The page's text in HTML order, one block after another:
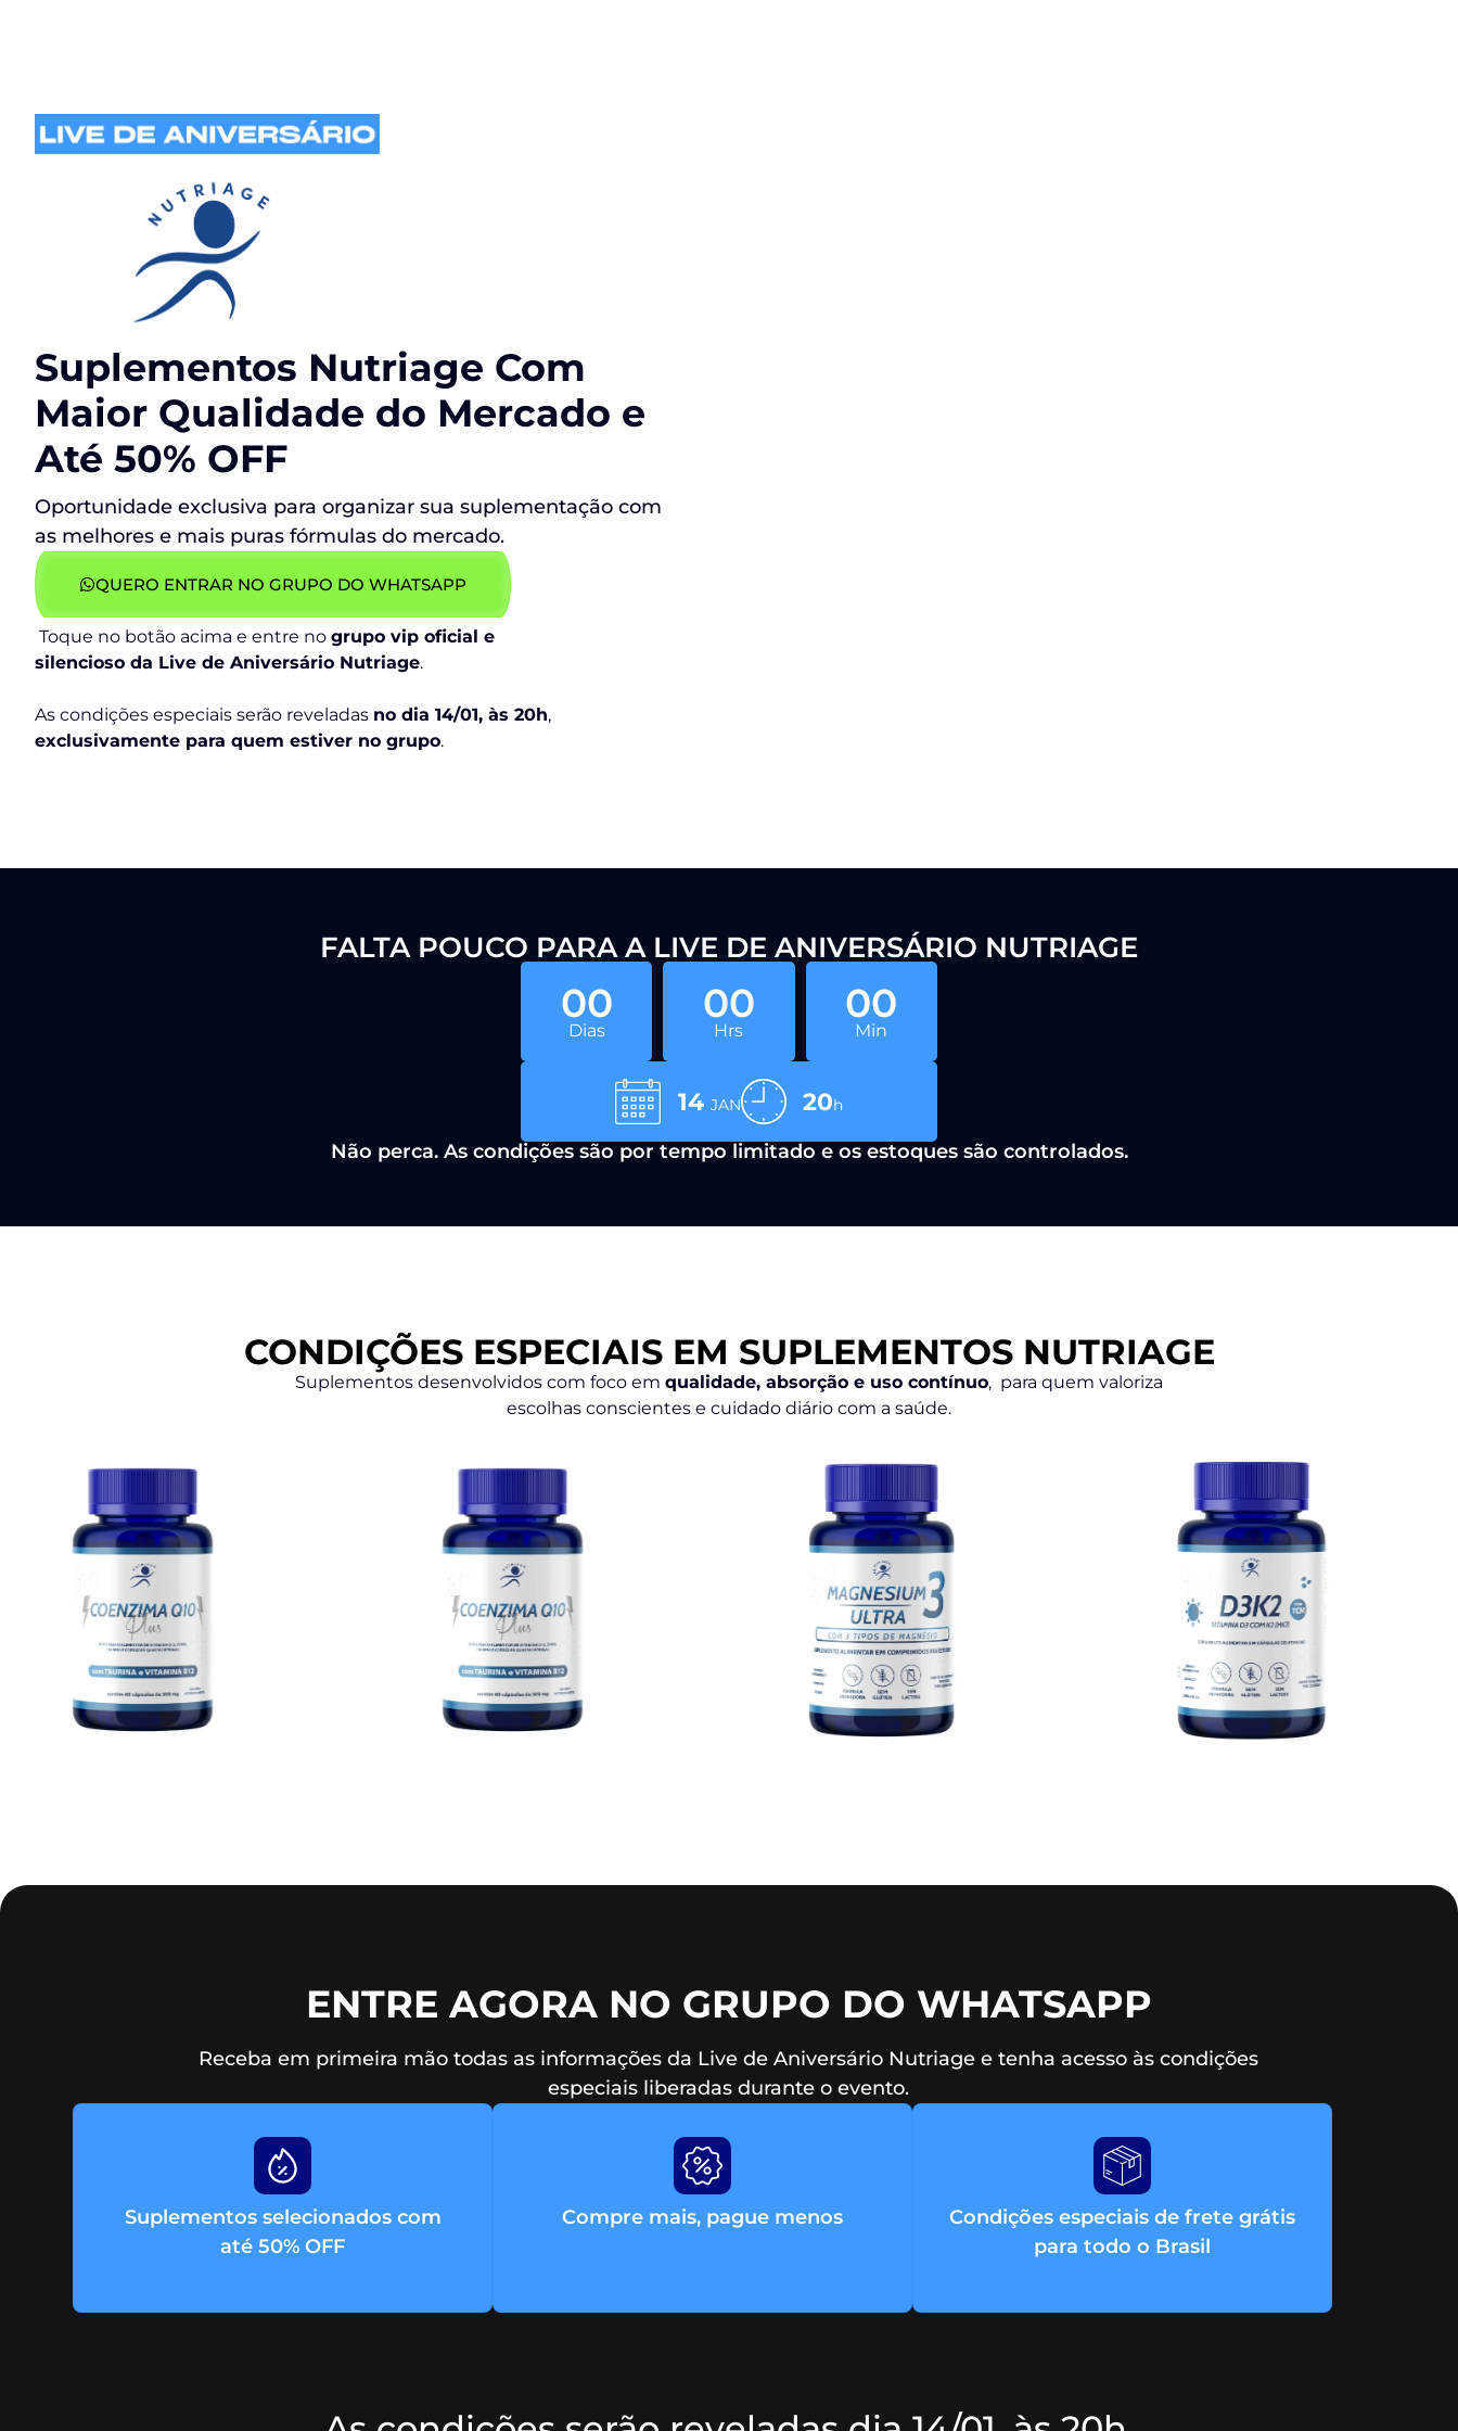
Suplementos Nutriage Com
Maior Qualidade do Mercado e
Até 50% OFF
Oportunidade exclusiva para organizar sua suplementação com
as melhores e mais puras fórmulas do mercado.
QUERO ENTRAR NO GRUPO DO WHATSAPP
Toque no botão acima e entre no grupo vip oficial e
silencioso da Live de Aniversário Nutriage.
As condições especiais serão reveladas no dia 14/01, às 20h,
exclusivamente para quem estiver no grupo.
FALTA POUCO PARA A LIVE DE ANIVERSÁRIO NUTRIAGE
00
Dias
00
Hrs
00
Min
14 JAN 20h
Não perca. As condições são por tempo limitado e os estoques são controlados.
CONDIÇÕES ESPECIAIS EM SUPLEMENTOS NUTRIAGE
Suplementos desenvolvidos com foco em qualidade, absorção e uso contínuo, para quem valoriza
escolhas conscientes e cuidado diário com a saúde.
ENTRE AGORA NO GRUPO DO WHATSAPP
Receba em primeira mão todas as informações da Live de Aniversário Nutriage e tenha acesso às condições
especiais liberadas durante o evento.
Suplementos selecionados com
até 50% OFF
Compre mais, pague menos
Condições especiais de frete grátis
para todo o Brasil